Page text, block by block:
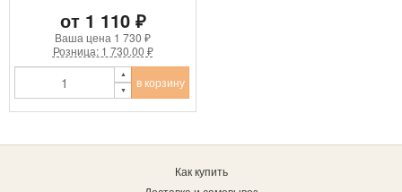
от 1 110 ₽
Ваша цена 1 730 ₽
Розница: 1 730.00 ₽
в корзину
Как купить